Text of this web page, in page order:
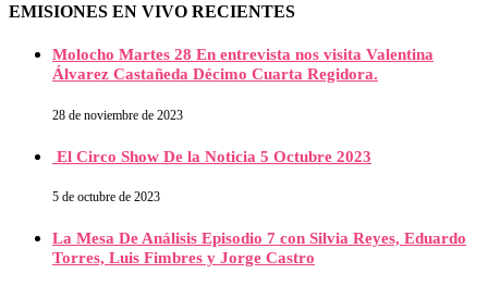
EMISIONES EN VIVO RECIENTES
Molocho Martes 28 En entrevista nos visita Valentina
Álvarez Castañeda Décimo Cuarta Regidora.
28 de noviembre de 2023
El Circo Show De la Noticia 5 Octubre 2023
5 de octubre de 2023
La Mesa De Análisis Episodio 7 con Silvia Reyes, Eduardo
Torres, Luis Fimbres y Jorge Castro